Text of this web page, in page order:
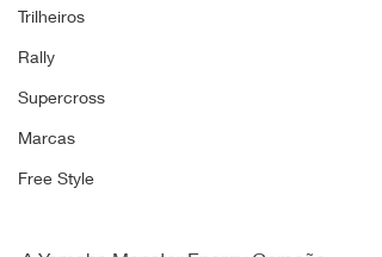
Trilheiros
Rally
Supercross
Marcas
Free Style